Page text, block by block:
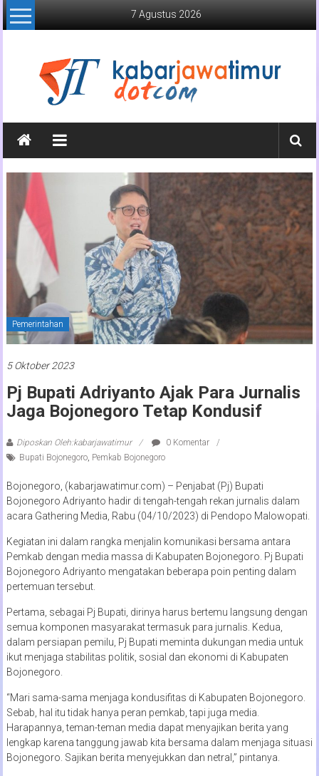
Lompat
ke
7 Agustus 2026
Kabar
Jawa
Timur
Media
Online
Jawa
Timur
Pemerintahan
5 Oktober 2023
Pj Bupati Adriyanto Ajak Para Jurnalis
Jaga Bojonegoro Tetap Kondusif
Diposkan Oleh:kabarjawatimur
0 Komentar
Bupati Bojonegoro, Pemkab Bojonegoro
Bojonegoro, (kabarjawatimur.com) – Penjabat (Pj) Bupati
Bojonegoro Adriyanto hadir di tengah-tengah rekan jurnalis dalam
acara Gathering Media, Rabu (04/10/2023) di Pendopo Malowopati.
Kegiatan ini dalam rangka menjalin komunikasi bersama antara
Pemkab dengan media massa di Kabupaten Bojonegoro. Pj Bupati
Bojonegoro Adriyanto mengatakan beberapa poin penting dalam
pertemuan tersebut.
Pertama, sebagai Pj Bupati, dirinya harus bertemu langsung dengan
semua komponen masyarakat termasuk para jurnalis. Kedua,
dalam persiapan pemilu, Pj Bupati meminta dukungan media untuk
ikut menjaga stabilitas politik, sosial dan ekonomi di Kabupaten
Bojonegoro.
“Mari sama-sama menjaga kondusifitas di Kabupaten Bojonegoro.
Sebab, hal itu tidak hanya peran pemkab, tapi juga media.
Harapannya, teman-teman media dapat menyajikan berita yang
lengkap karena tanggung jawab kita bersama dalam menjaga situasi
Bojonegoro. Sajikan berita menyejukkan dan netral,” pintanya.